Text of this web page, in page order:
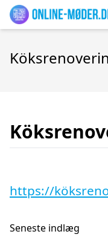
https://
Seneste indlæg